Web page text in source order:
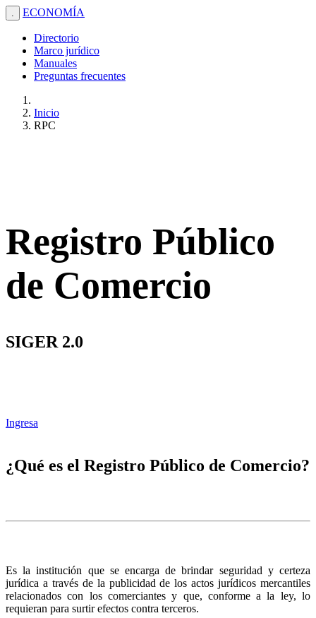
. ECONOMÍA
Directorio
Marco jurídico
Manuales
Preguntas frecuentes
Inicio
RPC
Registro Público
de Comercio
SIGER 2.0
Ingresa
¿Qué es el Registro Público de Comercio?
Es la institución que se encarga de brindar seguridad y certeza
jurídica a través de la publicidad de los actos jurídicos mercantiles
relacionados con los comerciantes y que, conforme a la ley, lo
requieran para surtir efectos contra terceros.